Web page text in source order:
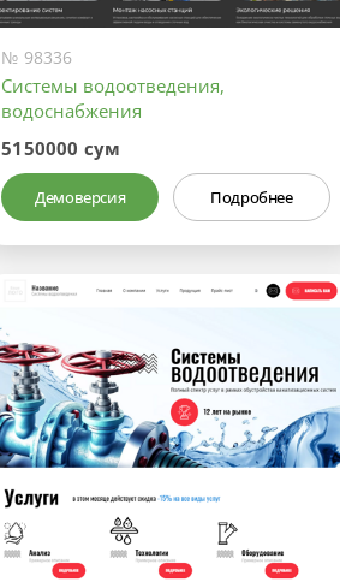
№ 98336
Системы водоотведения,
водоснабжения
5150000 сум
Демоверсия Подробнее